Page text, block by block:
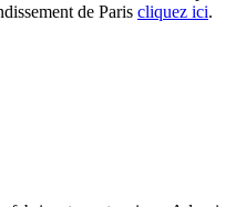
de Paris cliquez ici.